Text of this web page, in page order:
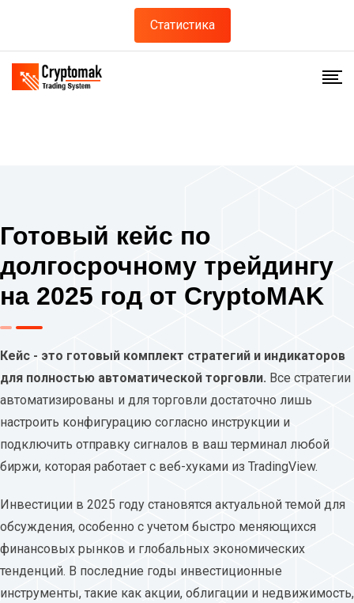
Статистика
Готовый кейс по
долгосрочному трейдингу
на 2025 год от CryptoMAK
Кейс - это готовый комплект стратегий и индикаторов
для полностью автоматической торговли. Все стратегии
автоматизированы и для торговли достаточно лишь
настроить конфигурацию согласно инструкции и
подключить отправку сигналов в ваш терминал любой
биржи, которая работает с веб-хуками из TradingView.
Инвестиции в 2025 году становятся актуальной темой для
обсуждения, особенно с учетом быстро меняющихся
финансовых рынков и глобальных экономических
тенденций. В последние годы инвестиционные
инструменты, такие как акции, облигации и недвижимость,